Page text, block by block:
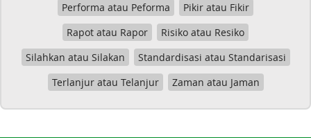
Performa atau Peforma
Pikir atau Fikir
Rapot atau Rapor
Risiko atau Resiko
Silahkan atau Silakan
Standardisasi atau Standarisasi
Terlanjur atau Telanjur
Zaman atau Jaman